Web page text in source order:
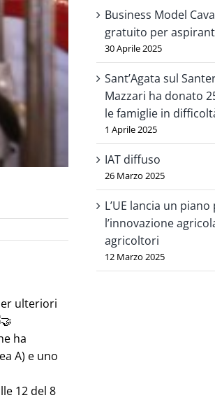
ulteriori
ha
A) e uno
12 del 8
Business Model
gratuito per
30 Aprile 2025
Sant’Agata sul
Mazzari ha donato
le famiglie in
1 Aprile 2025
IAT diffuso
26 Marzo 2025
L’UE lancia un
l’innovazione
agricoltori
12 Marzo 2025